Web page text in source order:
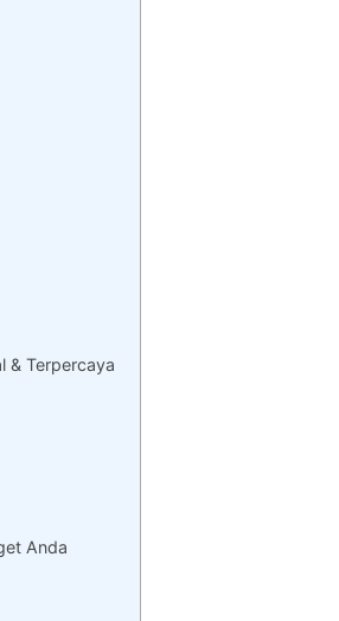
& Terpercaya
Anda